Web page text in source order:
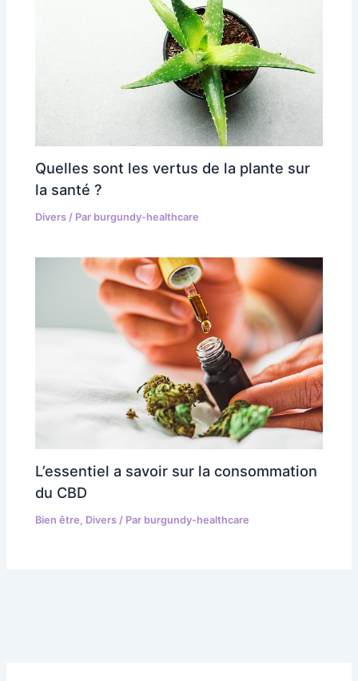
Quelles sont les vertus de la plante sur
la santé ?
Divers / Par burgundy-healthcare
L’essentiel a savoir sur la consommation
du CBD
Bien être, Divers / Par burgundy-healthcare